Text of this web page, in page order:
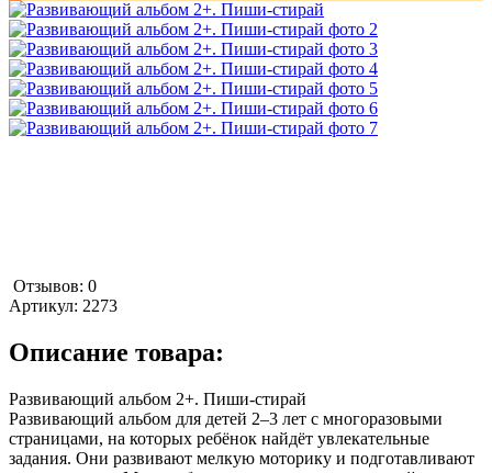
Отзывов: 0
Артикул: 2273
Описание товара:
Развивающий альбом 2+. Пиши-стирай
Развивающий альбом для детей 2–3 лет с многоразовыми
страницами, на которых ребёнок найдёт увлекательные
задания. Они развивают мелкую моторику и подготавливают